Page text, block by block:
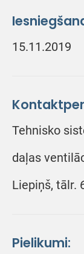
15.11.2019
Tehnisko
daļas
Liepiņš, tālr.
Pielikumi: